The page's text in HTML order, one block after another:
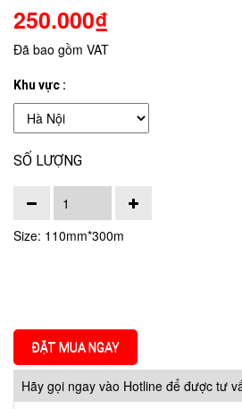
250.000₫
Đã bao gồm VAT
Khu vực :
SỐ LƯỢNG
Size: 110mm*300m
ĐẶT MUA NGAY
Hãy gọi ngay vào Hotline để được tư